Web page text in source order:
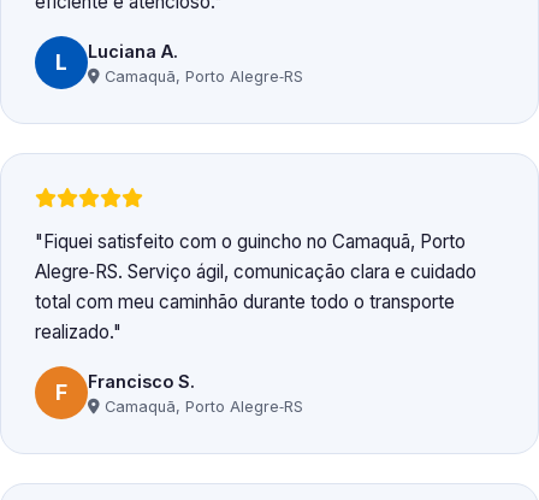
L Luciana A.
Camaquã, Porto Alegre‑RS
Fiquei satisfeito com o guincho no Camaquã, Porto
Alegre‑RS. Serviço ágil, comunicação clara e cuidado
total com meu caminhão durante todo o transporte
realizado.
F Francisco S.
Camaquã, Porto Alegre‑RS